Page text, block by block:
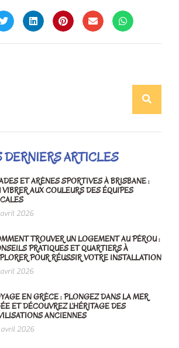
DERNIERS ARTICLES
ET ARÈNES SPORTIVES À BRISBANE :
VIBRER AUX COULEURS DES ÉQUIPES
2026
TROUVER UN LOGEMENT AU PÉROU :
PRATIQUES ET QUARTIERS À
POUR RÉUSSIR VOTRE INSTALLATION
2026
EN GRÈCE : PLONGEZ DANS LA MER
ET DÉCOUVREZ L’HÉRITAGE DES
ANCIENNES
2026